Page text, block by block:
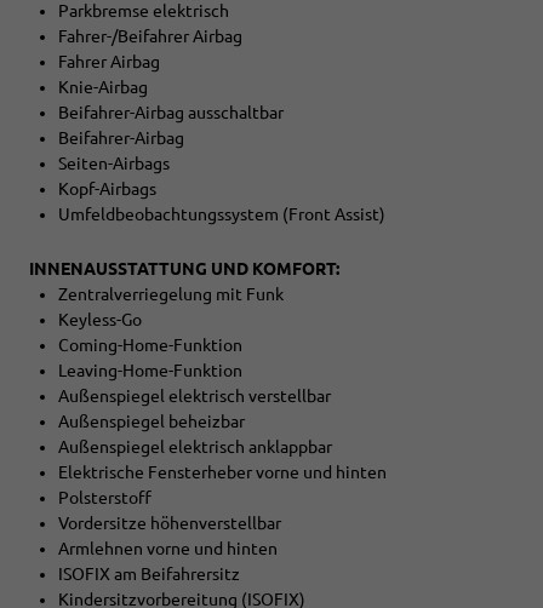
Parkbremse elektrisch
Fahrer-/Beifahrer Airbag
Fahrer Airbag
Knie-Airbag
Beifahrer-Airbag ausschaltbar
Beifahrer-Airbag
Seiten-Airbags
Kopf-Airbags
Umfeldbeobachtungssystem (Front Assist)
INNENAUSSTATTUNG UND KOMFORT:
Zentralverriegelung mit Funk
Keyless-Go
Coming-Home-Funktion
Leaving-Home-Funktion
Außenspiegel elektrisch verstellbar
Außenspiegel beheizbar
Außenspiegel elektrisch anklappbar
Elektrische Fensterheber vorne und hinten
Polsterstoff
Vordersitze höhenverstellbar
Armlehnen vorne und hinten
ISOFIX am Beifahrersitz
Kindersitzvorbereitung (ISOFIX)